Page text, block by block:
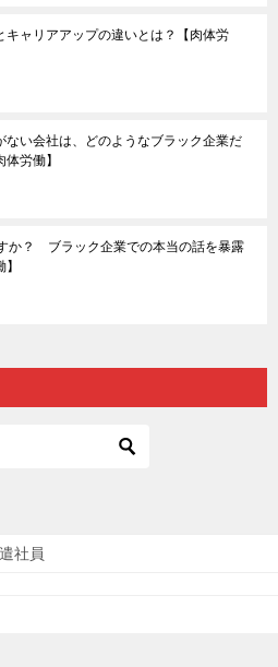
キャリアアップの違いとは？【肉体労
ない会社は、どのようなブラック企業だ
労働】
か？ ブラック企業での本当の話を暴露
社員